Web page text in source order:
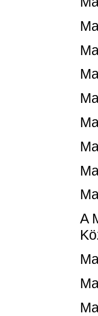
A